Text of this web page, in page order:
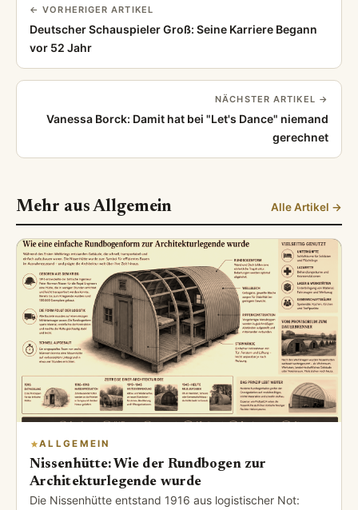
← VORHERIGER ARTIKEL
Deutscher Schauspieler Groß: Seine Karriere Begann
vor 52 Jahr
NÄCHSTER ARTIKEL →
Vanessa Borck: Damit hat bei "Let's Dance" niemand
gerechnet
Mehr aus Allgemein Alle Artikel →
ALLGEMEIN
Nissenhütte: Wie der Rundbogen zur
Architekturlegende wurde
Die Nissenhütte entstand 1916 aus logistischer Not: